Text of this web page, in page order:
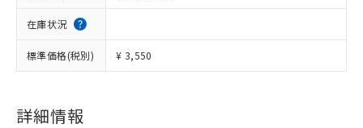
在庫状況
標準価格(税別) ¥ 3,550
詳細情報